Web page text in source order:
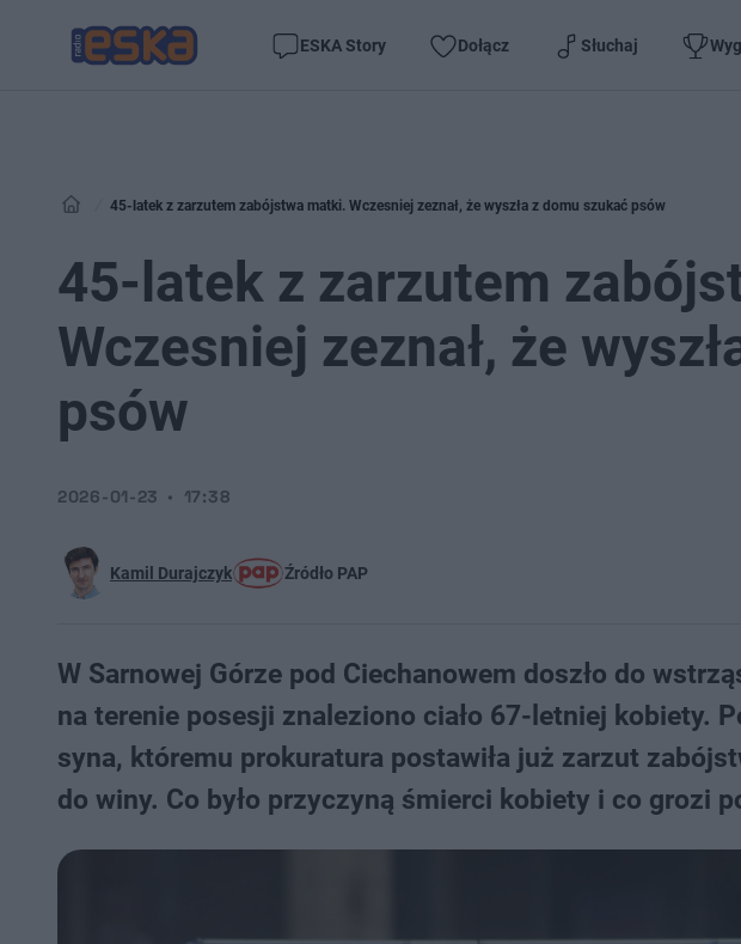
ESKA Story Dołącz Słuchaj
45-latek z zarzutem zabójstwa matki. Wczesniej zeznał, że wyszła z domu szukać psów
45-latek z zarzutem
Wczesniej zeznał, że
psów
Kamil Durajczyk Źródło PAP
2026-01-23 17:38
W Sarnowej Górze pod Ciechanowem doszło do
na terenie posesji znaleziono ciało 67-letniej kobiety.
syna, któremu prokuratura postawiła już zarzut
do winy. Co było przyczyną śmierci kobiety i co grozi